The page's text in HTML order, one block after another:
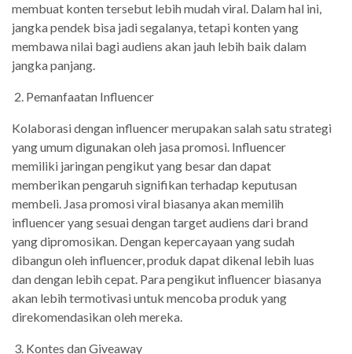
membuat konten tersebut lebih mudah viral. Dalam hal ini,
jangka pendek bisa jadi segalanya, tetapi konten yang
membawa nilai bagi audiens akan jauh lebih baik dalam
jangka panjang.
2. Pemanfaatan Influencer
Kolaborasi dengan influencer merupakan salah satu strategi
yang umum digunakan oleh jasa promosi. Influencer
memiliki jaringan pengikut yang besar dan dapat
memberikan pengaruh signifikan terhadap keputusan
membeli. Jasa promosi viral biasanya akan memilih
influencer yang sesuai dengan target audiens dari brand
yang dipromosikan. Dengan kepercayaan yang sudah
dibangun oleh influencer, produk dapat dikenal lebih luas
dan dengan lebih cepat. Para pengikut influencer biasanya
akan lebih termotivasi untuk mencoba produk yang
direkomendasikan oleh mereka.
3. Kontes dan Giveaway